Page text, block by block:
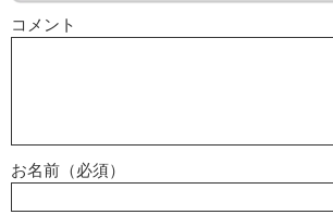
コメント
お名前（必須）